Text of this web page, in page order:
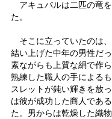
アキュバルは二匹の竜
た。
そこに立っていたのは
結い上げた中年の男性だ
素ながらも上質な絹で作
熟練した職人の手による
スレットが鈍い輝きを放
は彼が成功した商人であ
た。男からは乾燥した織